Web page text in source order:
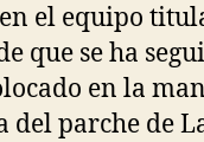
el equipo
que se ha
en la
del parche de